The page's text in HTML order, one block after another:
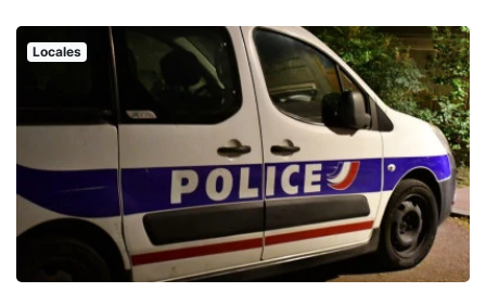
Locales